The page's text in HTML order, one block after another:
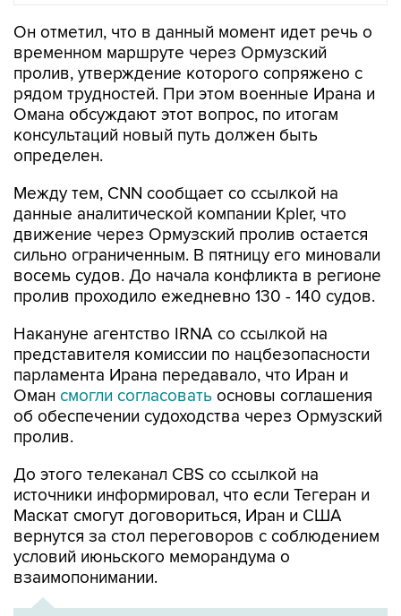
Он отметил, что в данный момент идет речь о
временном маршруте через Ормузский
пролив, утверждение которого сопряжено с
рядом трудностей. При этом военные Ирана и
Омана обсуждают этот вопрос, по итогам
консультаций новый путь должен быть
определен.
Между тем, CNN сообщает со ссылкой на
данные аналитической компании Kpler, что
движение через Ормузский пролив остается
сильно ограниченным. В пятницу его миновали
восемь судов. До начала конфликта в регионе
пролив проходило ежедневно 130 - 140 судов.
Накануне агентство IRNA со ссылкой на
представителя комиссии по нацбезопасности
парламента Ирана передавало, что Иран и
Оман смогли согласовать основы соглашения
об обеспечении судоходства через Ормузский
пролив.
До этого телеканал CBS со ссылкой на
источники информировал, что если Тегеран и
Маскат смогут договориться, Иран и США
вернутся за стол переговоров с соблюдением
условий июньского меморандума о
взаимопонимании.